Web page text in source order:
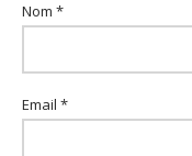
Nom *
Email *